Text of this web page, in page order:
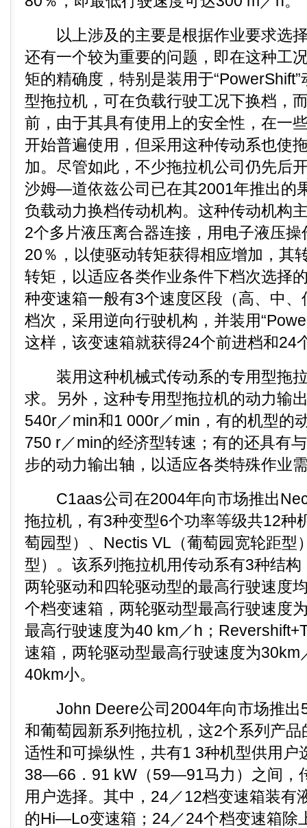
以上涉及的主要是根据作业要求选择
还有一个较为重要的问题，即在这种工
矩的精确度，特别是装用于
型拖拉机，可在负载行驶工况下换档，
前，由于其具有使用上的安全性，在一
开始普遍使用，但采用这种传动系也使
加。尽管如此，不少拖拉机公司仍先后
沙姆—道依兹公司已在其2001年推出的
负载动力换档传动机构。这种传动机构
2个多片液压离合器连接，用电子液压
20％，以使驱动转矩获得相应增加，其
转矩，以适应各类作业条件下档次选择
种变速箱一般有3个速度区段（高、中
档次，采用逆向行驶机构，并装用
这样，该变速箱就获得24个前进档和24
装用这种机械式传动系的专用型拖拉
求。另外，这种专用型拖拉机的动力输
540r／min和1 000r／min，有的机型的
750 r／min的经济型转速；有的还具有
步的动力输出轴，以适应各类特殊作业
C1aas公司在2004年向市场推出
拖拉机，有3种变型6个功率等级共12种
萄园型）、Nectis VL（葡萄园宽轮距型
型）。该系列拖拉机用传动系有3种结
两轮驱动和四轮驱动型的最高行驶速度
个档变速箱，两轮驱动型最高行驶速度
最高行驶速度为40 km／h；
速箱，两轮驱动型最高行驶速度为30km
40km小。
John Deere公司2004年向市场推出
和葡萄园新系列拖拉机，这2个系列产
适性和可操纵性，共有1 3种机型供用户
38—66．91 kW（59—91马力）之间，
用户选择。其中，24／12档变速箱装有
的Hi—Lo变速箱；24／24个档变速箱除